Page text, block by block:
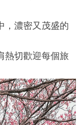
，濃密又茂盛的
熱切歡迎每個旅